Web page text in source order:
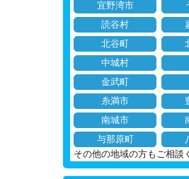
宜野湾市
読谷村
北谷町
中城村
金武町
糸満市
南城市
与那原町
その他の地域の方もご相談